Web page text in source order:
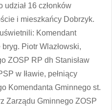
udział 16 członków
i mieszkańcy Dobrzyk.
Komendant
Piotr Wlazłowski,
ZOSP RP dh Stanisław
w Iławie, pełniący
Komendanta Gminnego st.
Zarządu Gminnego ZOSP